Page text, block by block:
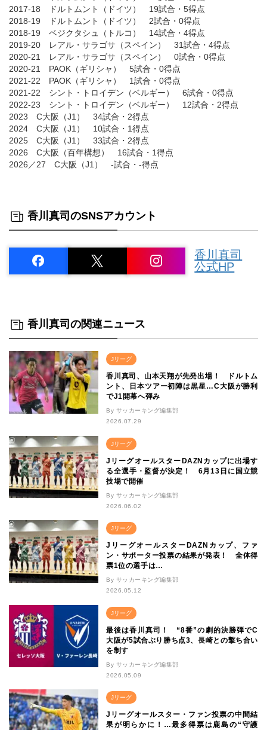
2017-18 ドルトムント（ドイツ） 19試合・5得点
2018-19 ドルトムント（ドイツ） 2試合・0得点
2018-19 ベジクタシュ（トルコ） 14試合・4得点
2019-20 レアル・サラゴサ（スペイン） 31試合・4得点
2020-21 レアル・サラゴサ（スペイン） 0試合・0得点
2020-21 PAOK（ギリシャ） 5試合・0得点
2021-22 PAOK（ギリシャ） 1試合・0得点
2021-22 シント・トロイデン（ベルギー） 6試合・0得点
2022-23 シント・トロイデン（ベルギー） 12試合・2得点
2023 C大阪（J1） 34試合・2得点
2024 C大阪（J1） 10試合・1得点
2025 C大阪（J1） 33試合・2得点
2026 C大阪（百年構想） 16試合・1得点
2026／27 C大阪（J1） -試合・-得点
香川真司のSNSアカウント
香川真司
公式HP
香川真司の関連ニュース
Jリーグ
香川真司、山本天翔が先発出場！ ドルトム
ント、日本ツアー初陣は黒星…C大阪が勝利
でJ1開幕へ弾み
By サッカーキング編集部
2026.07.29
Jリーグ
JリーグオールスターDAZNカップに出場す
る全選手・監督が決定！ 6月13日に国立競
技場で開催
By サッカーキング編集部
2026.06.02
Jリーグ
JリーグオールスターDAZNカップ、ファ
ン・サポーター投票の結果が発表！ 全体得
票1位の選手は…
By サッカーキング編集部
2026.05.12
Jリーグ
最後は香川真司！ “8番”の劇的決勝弾でC
大阪が5試合ぶり勝ち点3、長崎との撃ち合い
を制す
By サッカーキング編集部
2026.05.09
Jリーグ
Jリーグオールスター・ファン投票の中間結
果が明らかに！…最多得票は鹿島の“守護